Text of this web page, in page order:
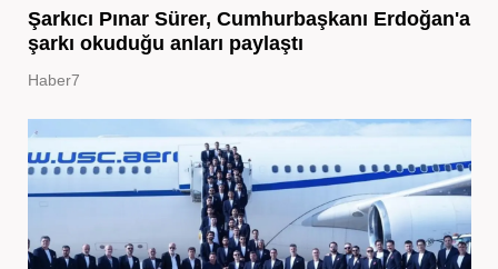
Şarkıcı Pınar Sürer, Cumhurbaşkanı Erdoğan'a
şarkı okuduğu anları paylaştı
Haber7